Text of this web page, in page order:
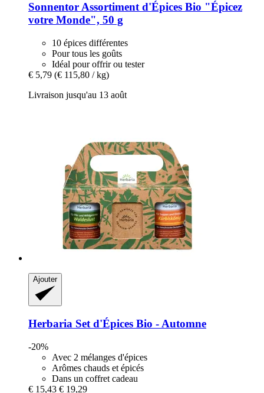
SonnentorAssortiment d'Épices Bio "Épicez
votre Monde", 50 g
10 épices différentes
Pour tous les goûts
Idéal pour offrir ou tester
€ 5,79 (€ 115,80 / kg)
Livraison jusqu'au 13 août
Ajouter
Herbaria Set d'Épices Bio -​ Automne
-20%
Avec 2 mélanges d'épices
Arômes chauds et épicés
Dans un coffret cadeau
€ 15,43 € 19,29